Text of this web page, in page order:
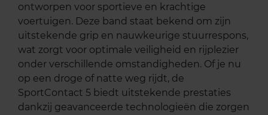
ontworpen voor sportieve en krachtige
voertuigen. Deze band staat bekend om zijn
uitstekende grip en nauwkeurige stuurrespons,
wat zorgt voor optimale veiligheid en rijplezier
onder verschillende omstandigheden. Of je nu
op een droge of natte weg rijdt, de
SportContact 5 biedt uitstekende prestaties
dankzij geavanceerde technologieën die zorgen